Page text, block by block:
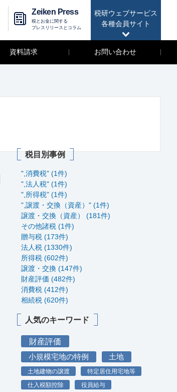
税研ウェブサービス
各種会員サイト
Zeiken Press
税とお金に関する
プレスリリースとコラム
資料請求 お問い合わせ
税目別事例
",消費税" (1件)
",法人税" (1件)
",所得税" (1件)
",譲渡・交換（資産）" (1件)
譲渡・交換（資産） (181件)
その他諸税 (1件)
贈与税 (173件)
法人税 (1330件)
所得税 (602件)
譲渡・交換 (147件)
財産評価 (482件)
消費税 (412件)
相続税 (620件)
人気のキーワード
財産評価
小規模宅地の特例 土地
土地建物の譲渡
特定居住用宅地等
仕入税額控除
役員給与